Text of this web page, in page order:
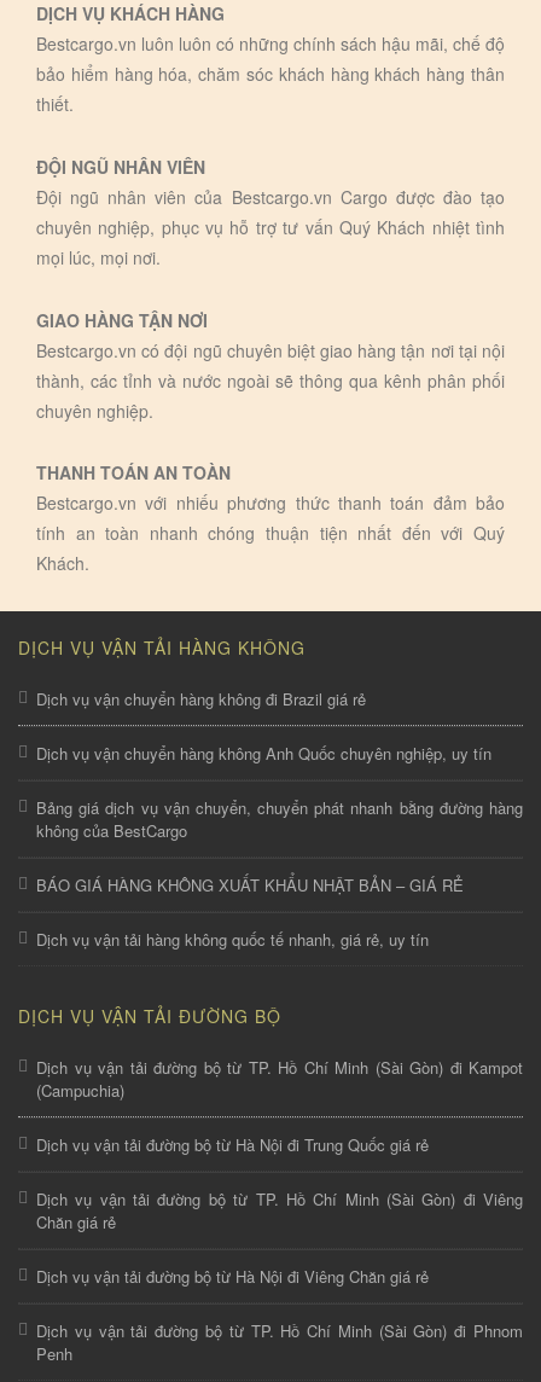
DỊCH VỤ KHÁCH HÀNG
Bestcargo.vn luôn luôn có những chính sách hậu mãi, chế độ
bảo hiểm hàng hóa, chăm sóc khách hàng khách hàng thân
thiết.
ĐỘI NGŨ NHÂN VIÊN
Đội ngũ nhân viên của Bestcargo.vn Cargo được đào tạo
chuyên nghiệp, phục vụ hỗ trợ tư vấn Quý Khách nhiệt tình
mọi lúc, mọi nơi.
GIAO HÀNG TẬN NƠI
Bestcargo.vn có đội ngũ chuyên biệt giao hàng tận nơi tại nội
thành, các tỉnh và nước ngoài sẽ thông qua kênh phân phối
chuyên nghiệp.
THANH TOÁN AN TOÀN
Bestcargo.vn với nhiếu phương thức thanh toán đảm bảo
tính an toàn nhanh chóng thuận tiện nhất đến với Quý
Khách.
DỊCH VỤ VẬN TẢI HÀNG KHÔNG
Dịch vụ vận chuyển hàng không đi Brazil giá rẻ
Dịch vụ vận chuyển hàng không Anh Quốc chuyên nghiệp, uy tín
Bảng giá dịch vụ vận chuyển, chuyển phát nhanh bằng đường hàng
không của BestCargo
BÁO GIÁ HÀNG KHÔNG XUẤT KHẨU NHẬT BẢN – GIÁ RẺ
Dịch vụ vận tải hàng không quốc tế nhanh, giá rẻ, uy tín
DỊCH VỤ VẬN TẢI ĐƯỜNG BỘ
Dịch vụ vận tải đường bộ từ TP. Hồ Chí Minh (Sài Gòn) đi Kampot
(Campuchia)
Dịch vụ vận tải đường bộ từ Hà Nội đi Trung Quốc giá rẻ
Dịch vụ vận tải đường bộ từ TP. Hồ Chí Minh (Sài Gòn) đi Viêng
Chăn giá rẻ
Dịch vụ vận tải đường bộ từ Hà Nội đi Viêng Chăn giá rẻ
Dịch vụ vận tải đường bộ từ TP. Hồ Chí Minh (Sài Gòn) đi Phnom
Penh